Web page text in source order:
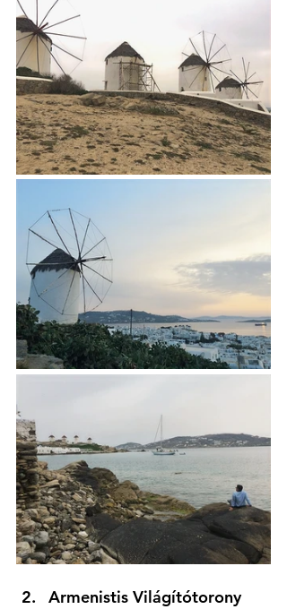
Armenistis Világítótorony